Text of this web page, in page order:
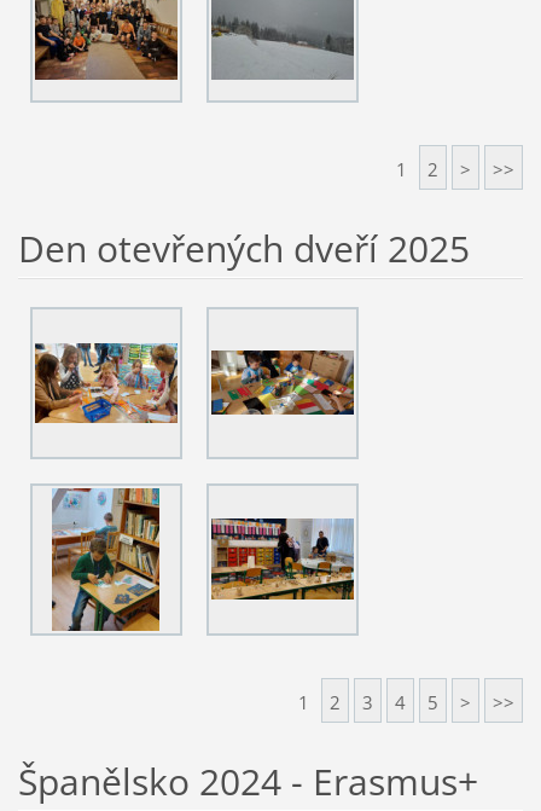
1 2 > >>
Den otevřených dveří 2025
1 2 3 4 5 > >>
Španělsko 2024 - Erasmus+